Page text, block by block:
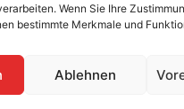
Wenn Sie Ihre
bestimmte Merkmale und
Ablehnen
beigelegt. Eine sichere